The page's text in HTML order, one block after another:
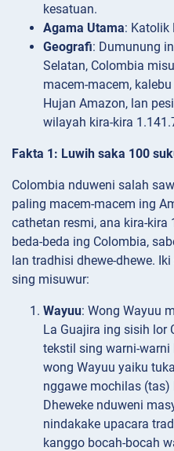
kesatuan.
Agama Utama: Katolik
Geografi: Dumunung
Selatan, Colombia
macem-macem,
Hujan Amazon, lan
wilayah kira-kira
Fakta 1: Luwih saka 100
Colombia nduweni salah
paling macem-macem ing
cathetan resmi, ana kira-
beda-beda ing Colombia,
lan tradhisi dhewe-dhewe.
sing misuwur:
Wayuu: Wong Wayuu
La Guajira ing sisih lor
tekstil sing warni-
wong Wayuu yaiku
nggawe mochilas
Dheweke nduweni
nindakake upacara
kanggo bocah-bocah